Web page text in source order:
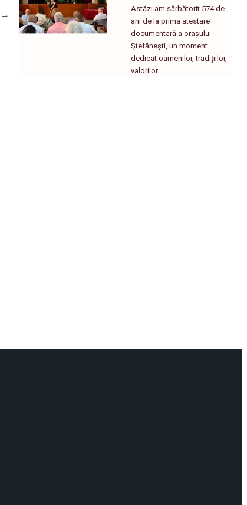
→
Astăzi am sărbătorit 574 de
ani de la prima atestare
documentară a orașului
Ștefănești, un moment
dedicat oamenilor, tradițiilor,
valorilor…